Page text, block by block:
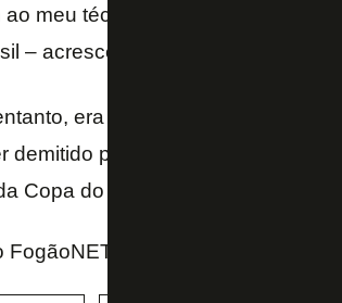
meu técnico, de que eu tenho
– acrescentou.
era Renato Paiva, que ficou
demitido por John Textor após a
Copa do Mundo Sub-20.
FogãoNET e UOL